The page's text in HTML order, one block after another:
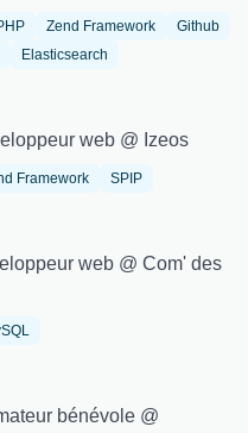
Zend Framework
Github
Elasticsearch
web @ Izeos
Framework SPIP
web @ Com' des
bénévole @